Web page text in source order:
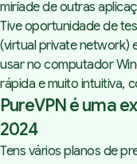
miríade de outras
Tive oportunidade de
(virtual private network)
usar no computador
rápida e muito intuitiva,
PureVPN é uma
2024
Tens vários planos de